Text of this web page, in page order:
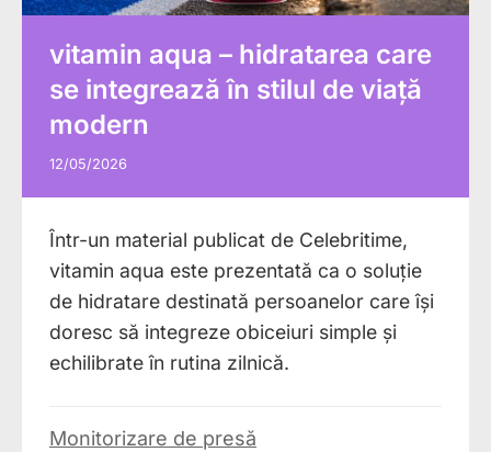
vitamin aqua – hidratarea care
se integrează în stilul de viață
modern
12/05/2026
Într-un material publicat de Celebritime,
vitamin aqua este prezentată ca o soluție
de hidratare destinată persoanelor care își
doresc să integreze obiceiuri simple și
echilibrate în rutina zilnică.
Monitorizare de presă